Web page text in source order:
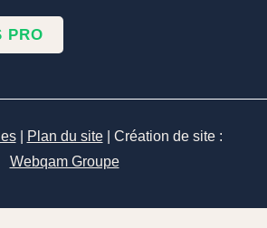
PRO
| Plan du site| Création de site :
Webqam Groupe